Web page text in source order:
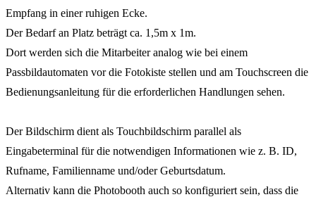
Empfang in einer ruhigen Ecke.
Der Bedarf an Platz beträgt ca. 1,5m x 1m.
Dort werden sich die Mitarbeiter analog wie bei einem
Passbildautomaten vor die Fotokiste stellen und am Touchscreen die
Bedienungsanleitung für die erforderlichen Handlungen sehen.
Der Bildschirm dient als Touchbildschirm parallel als
Eingabeterminal für die notwendigen Informationen wie z. B. ID,
Rufname, Familienname und/oder Geburtsdatum.
Alternativ kann die Photobooth auch so konfiguriert sein, dass die